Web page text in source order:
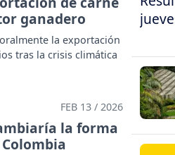
ganadero
la exportación
tras la crisis climática
FEB 13 / 2026
la forma